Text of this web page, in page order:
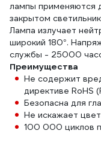
лампы применяются
закрытом
Лампа излучает
широкий 180°.
службы - 25000
Преимущества
Не содержит
директиве RoHS
Безопасна для
Не искажает
100 000 циклов